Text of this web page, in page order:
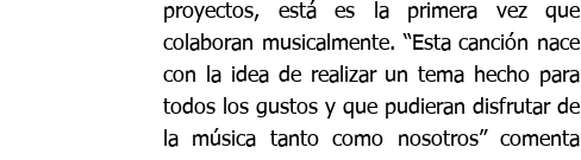
proyectos, está es la primera vez que
colaboran musicalmente. “Esta canción nace
con la idea de realizar un tema hecho para
todos los gustos y que pudieran disfrutar de
la música tanto como nosotros” comenta